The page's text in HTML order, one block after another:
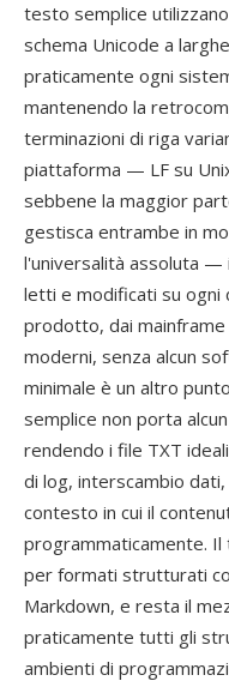
testo semplice
schema Unicode a
praticamente ogni
mantenendo la
terminazioni di riga
piattaforma — LF su
sebbene la maggior
gestisca entrambe in
l'universalità assoluta —
letti e modificati su ogni
prodotto, dai
moderni, senza alcun
minimale è un altro
semplice non porta
rendendo i file TXT
di log, interscambio
contesto in cui il
programmaticamente.
per formati strutturati
Markdown, e resta il
praticamente tutti gli
ambienti di